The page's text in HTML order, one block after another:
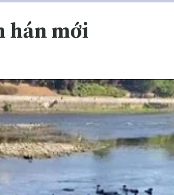
hán mới